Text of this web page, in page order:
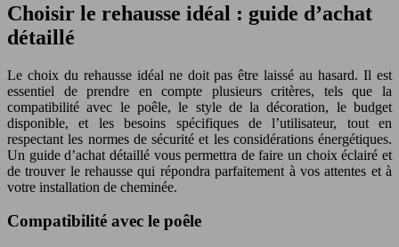
Choisir le rehausse idéal : guide d’achat
détaillé
Le choix du rehausse idéal ne doit pas être laissé au hasard. Il est
essentiel de prendre en compte plusieurs critères, tels que la
compatibilité avec le poêle, le style de la décoration, le budget
disponible, et les besoins spécifiques de l’utilisateur, tout en
respectant les normes de sécurité et les considérations énergétiques.
Un guide d’achat détaillé vous permettra de faire un choix éclairé et
de trouver le rehausse qui répondra parfaitement à vos attentes et à
votre installation de cheminée.
Compatibilité avec le poêle